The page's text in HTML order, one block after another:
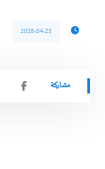
2026-04-25